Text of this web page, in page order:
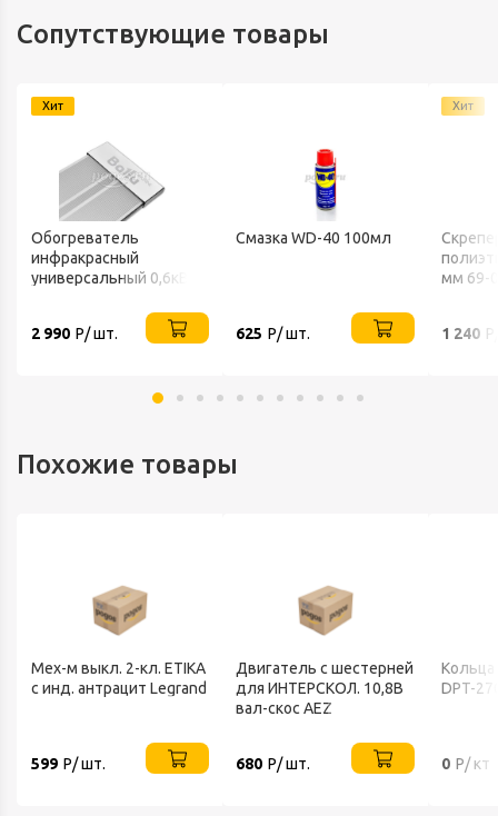
Сопутствующие товары
Хит
Обогреватель
инфракрасный
универсальный 0,6кВт
2 990 Р/ шт.
Смазка WD-40 100мл
625 Р/ шт.
Хит
мм 69-
1 240
Похожие товары
Мех-м выкл. 2-кл. ETIKA
с инд. антрацит Legrand
599 Р/ шт.
Двигатель с шестерней
для ИНТЕРСКОЛ. 10,8В
вал-скос AEZ
680 Р/ шт.
DPT-
0 Р/ кт